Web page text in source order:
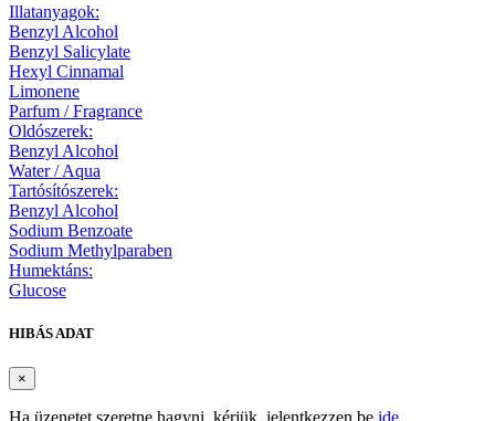
Illatanyagok:
Benzyl Alcohol
Benzyl Salicylate
Hexyl Cinnamal
Limonene
Parfum / Fragrance
Oldószerek:
Benzyl Alcohol
Water / Aqua
Tartósítószerek:
Benzyl Alcohol
Sodium Benzoate
Sodium Methylparaben
Humektáns:
Glucose
HIBÁS ADAT
×
Ha üzenetet szeretne hagyni, kérjük, jelentkezzen be ide.